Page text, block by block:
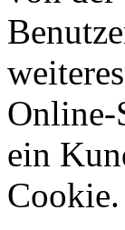
Online-
ein
Cookie.